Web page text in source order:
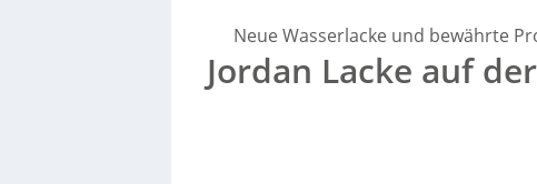
Neue Wasserlacke und bewährte
Jordan Lacke auf